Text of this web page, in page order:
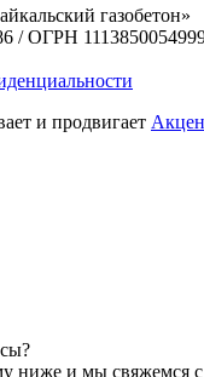
газобетон»
/ ОГРН
и продвигает
ниже и мы свяжемся